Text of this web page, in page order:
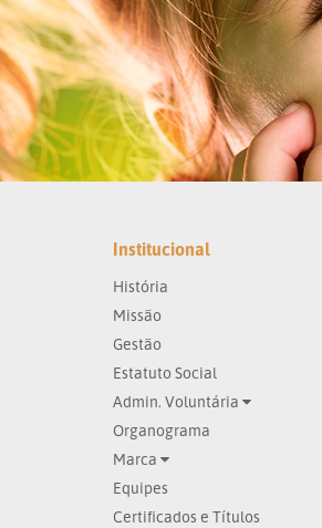
Institucional
História
Missão
Gestão
Estatuto Social
Admin. Voluntária
Organograma
Marca
Equipes
Certificados e Títulos